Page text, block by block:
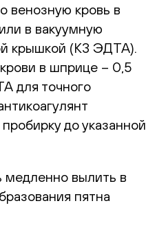
венозную кровь в
в вакуумную
крышкой (К3 ЭДТА).
в шприце – 0,5
для точного
до указанной
вылить в
пятна